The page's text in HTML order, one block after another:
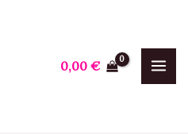
0,00€
plus